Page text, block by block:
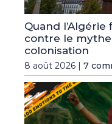
Quand
contre le mythe
colonisation
8 août 2026 | 7